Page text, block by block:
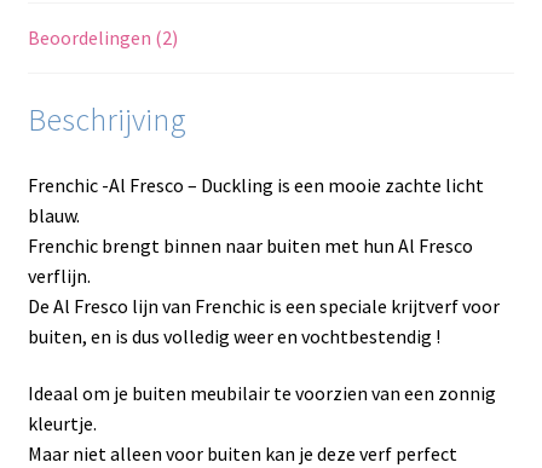
Beoordelingen (2)
Beschrijving
Frenchic -Al Fresco – Duckling is een mooie zachte licht
blauw.
Frenchic brengt binnen naar buiten met hun Al Fresco
verflijn.
De Al Fresco lijn van Frenchic is een speciale krijtverf voor
buiten, en is dus volledig weer en vochtbestendig !
Ideaal om je buiten meubilair te voorzien van een zonnig
kleurtje.
Maar niet alleen voor buiten kan je deze verf perfect